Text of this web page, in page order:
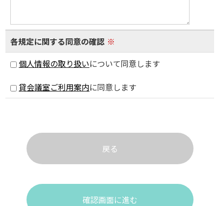
各規定に関する同意の確認 ※
個人情報の取り扱いについて同意します
貸会議室ご利用案内に同意します
戻る
確認画面に進む